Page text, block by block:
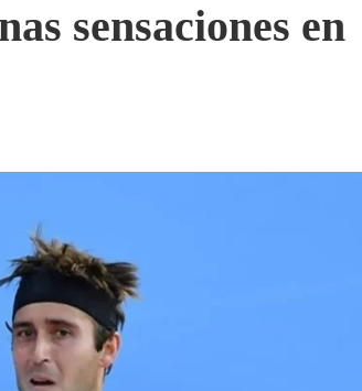
sensaciones en